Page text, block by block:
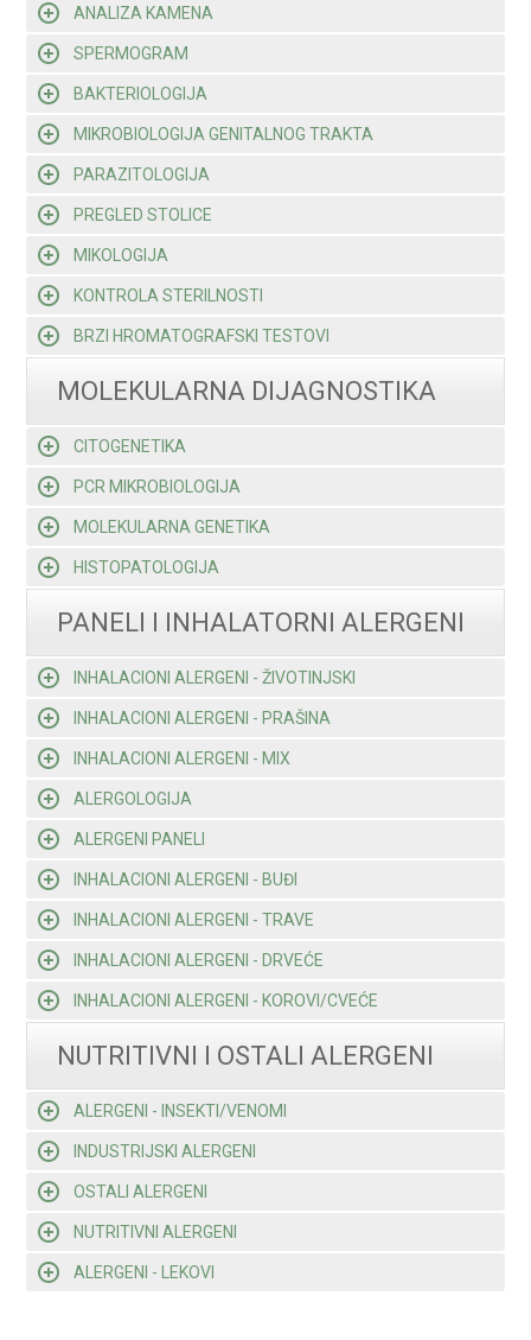
ANALIZA KAMENA
SPERMOGRAM
BAKTERIOLOGIJA
MIKROBIOLOGIJA GENITALNOG TRAKTA
PARAZITOLOGIJA
PREGLED STOLICE
MIKOLOGIJA
KONTROLA STERILNOSTI
BRZI HROMATOGRAFSKI TESTOVI
MOLEKULARNA DIJAGNOSTIKA
CITOGENETIKA
PCR MIKROBIOLOGIJA
MOLEKULARNA GENETIKA
HISTOPATOLOGIJA
PANELI I INHALATORNI ALERGENI
INHALACIONI ALERGENI - ŽIVOTINJSKI
INHALACIONI ALERGENI - PRAŠINA
INHALACIONI ALERGENI - MIX
ALERGOLOGIJA
ALERGENI PANELI
INHALACIONI ALERGENI - BUĐI
INHALACIONI ALERGENI - TRAVE
INHALACIONI ALERGENI - DRVEĆE
INHALACIONI ALERGENI - KOROVI/CVEĆE
NUTRITIVNI I OSTALI ALERGENI
ALERGENI - INSEKTI/VENOMI
INDUSTRIJSKI ALERGENI
OSTALI ALERGENI
NUTRITIVNI ALERGENI
ALERGENI - LEKOVI